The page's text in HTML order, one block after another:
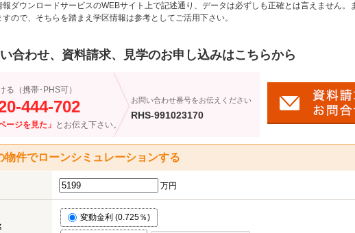
報ダウンロードサービスのWEBサイト上で記述通り、データは必ずしも正確とは言えません
ので、そちらを踏まえ学区情報は参考としてご活用下さい。
合わせ、資料請求、見学のお申し込みはこちらから
る（携帯･PHS可）
444-702
ージを見た」 とお伝え下さい。
お問い合わせ番号をお伝えください
RHS-991023170
物件でローンシミュレーションする
万円
変動金利 (0.725％)